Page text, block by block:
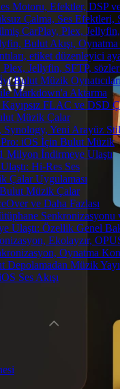
Motoru, Efektler, DSP
Çalma, Ses
CarPlay, Plex,
Bulut Akışı,
etiket düzenleyici
Jellyfin, SFTP,
Bulut Müzik
Markdown'a Aktarma
FLAC ve DSD
Müzik Çalar
Yeni Arayüz
iOS İçin Bulut Müzik
Milyon İndirmeye Ulaştı
Hi-Res Ses
Çalar Uygulaması
Bulut Müzik Çalar
ve Daha Fazlası
Senkronizasyonu
Ulaştı: Özellik Genel
Ekolayzır,
Oynatma
Müzik
Ses Akışı